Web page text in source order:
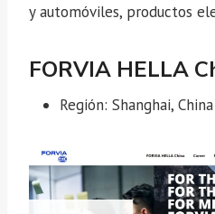
y automóviles, productos
FORVIA HELLA
Región: Shanghai, China